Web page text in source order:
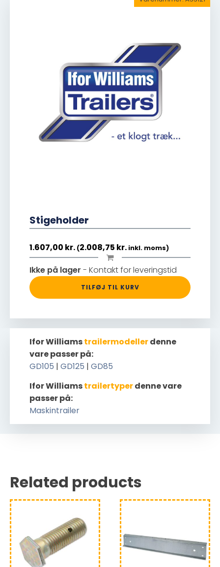
Stigeholder
1.607,00 kr. (2.008,75 kr. inkl. moms)
Ikke på lager - Kontakt for leveringstid
TILFØJ TIL KURV
Ifor Williamstrailertyperdenne vare
passer på:
Maskintrailer
Ifor Williamstrailermodellerdenne
vare passer på:
GD105 | GD125 | GD85
Related products